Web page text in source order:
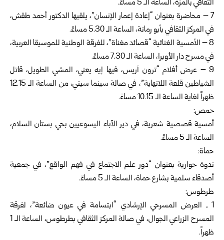
الثقافي بالمزة، الساعة الـ 5 مساءً.
7 – محاضرة بعنوان “إعادة إعمار الإنسان”، يلقيها الدكتور أحمد طقش،
في المركز الثقافي بأبو رمانة، الساعة الـ 5.30 مساءً.
8 – الأمسية الغنائية “قصائد مغناة”، للفرقة الوطنية للموسيقا العربية،
في مسرح دار الأوبرا، الساعة الـ 7.30 مساءً.
9 – عرض أفلام “ترون آريس، فيها إيه يعني، المشي الطويل، قاتل
الشياطين قلعة اللانهاية”، في صالة سينما سيتي، من الساعة الـ 12.15
ظهراً لغاية الساعة الـ 10.15 مساءً.
حمص:
أمسية قصصية شعرية، في دير الآباء اليسوعيين بحي بستان السلام،
الساعة الـ 5 مساءً.
حماة:
ندوة حوارية بعنوان “دور علم الاجتماع في فهم الواقع”، في جمعية
أصدقاء سلمية بشارع حماة، الساعة الـ 5 مساءً.
طرطوس:
1 ـ العرض المسرحي الإرشادي “ابتسامة في عيون ضائعة”، لفرقة
المسرح الزراعي الجوال، في صالة المركز الثقافي بطرطوس، الساعة الـ 1
ظهراً.